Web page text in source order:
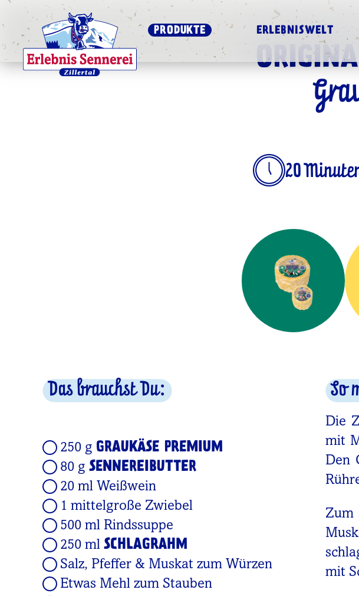
PRODUKTE ERLEBNISWELT
20
Das brauchst Du:
250 g GRAUKÄSE PREMIUM
80 g SENNEREIBUTTER
20 ml Weißwein
1 mittelgroße Zwiebel
500 ml Rindssuppe
250 ml SCHLAGRAHM
Salz, Pfeffer & Muskat zum Würzen
Etwas Mehl zum Stauben
So
Die
mit
Den
Zum
mit